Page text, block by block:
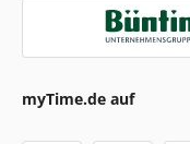
myTime.de auf